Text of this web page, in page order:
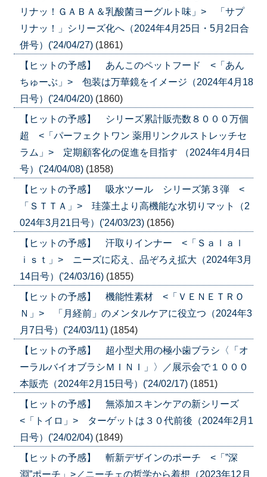
リナッ！ＧＡＢＡ＆乳酸菌ヨーグルト味」> 「サプ
リナッ！」シリーズ化へ（2024年4月25日・5月2日合
併号）('24/04/27) (1861)
【ヒットの予感】 あんこのペットフード <「あん
ちゅーぶ」> 包装は万華鏡をイメージ（2024年4月18
日号）('24/04/20) (1860)
【ヒットの予感】 シリーズ累計販売数８０００万個
超 <「パーフェクトワン 薬用リンクルストレッチセ
ラム」> 定期顧客化の促進を目指す （2024年4月4日
号）('24/04/08) (1858)
【ヒットの予感】 吸水ツール シリーズ第３弾 <
「ＳＴＴＡ」> 珪藻土より高機能な水切りマット（2
024年3月21日号）('24/03/23) (1856)
【ヒットの予感】 汗取りインナー <「Ｓａｌａｌ
ｉｓｔ」> ニーズに応え、品ぞろえ拡大（2024年3月
14日号）('24/03/16) (1855)
【ヒットの予感】 機能性素材 <「ＶＥＮＥＴＲＯ
Ｎ」> 「月経前」のメンタルケアに役立つ（2024年3
月7日号）('24/03/11) (1854)
【ヒットの予感】 超小型犬用の極小歯ブラシ〈「オ
ーラルバイオブラシＭＩＮＩ」〉／展示会で１０００
本販売（2024年2月15日号）('24/02/17) (1851)
【ヒットの予感】 無添加スキンケアの新シリーズ
<「トイロ」> ターゲットは３０代前後（2024年2月1
日号）('24/02/04) (1849)
【ヒットの予感】 斬新デザインのポーチ <「”深
淵”ポーチ」>／ニーチェの哲学から着想（2023年12月